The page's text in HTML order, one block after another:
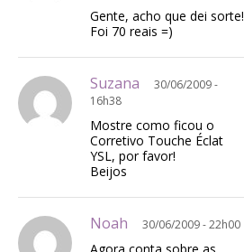
Gente, acho que dei sorte!
Foi 70 reais =)
Suzana
30/06/2009 -
16h38
Mostre como ficou o
Corretivo Touche Éclat
YSL, por favor!
Beijos
Noah 30/06/2009 - 22h00